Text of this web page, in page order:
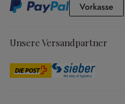
Vorkasse
Unsere Versandpartner